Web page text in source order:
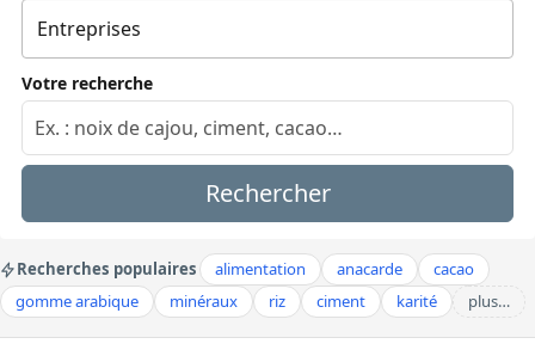
Votre recherche
Rechercher
Recherches populaires alimentation anacarde
cacao
gomme arabique
minéraux riz ciment karité plus…